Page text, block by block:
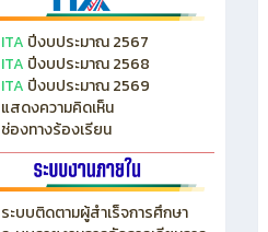
ITAปีงบประมาณ 2567
ITAปีงบประมาณ 2568
ปีงบประมาณ 2569
แสดงความคิดเห็น
ช่องทางร้องเรียน